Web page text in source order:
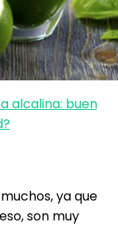
alcalina: buen
ya que
son muy